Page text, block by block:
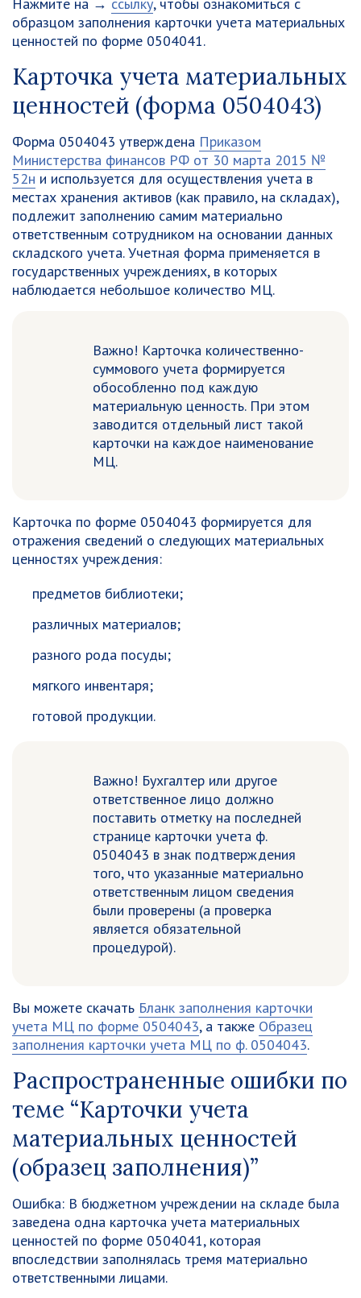
образцом заполнения карточки учета материальных
ценностей по форме 0504041.
Карточка учета материальных
ценностей (форма 0504043)
Форма 0504043 утверждена Приказом
Министерства финансов РФ от 30 марта 2015 №
52н и используется для осуществления учета в
местах хранения активов (как правило, на складах),
подлежит заполнению самим материально
ответственным сотрудником на основании данных
складского учета. Учетная форма применяется в
государственных учреждениях, в которых
наблюдается небольшое количество МЦ.
Важно! Карточка количественно-
суммового учета формируется
обособленно под каждую
материальную ценность. При этом
заводится отдельный лист такой
карточки на каждое наименование
МЦ.
Карточка по форме 0504043 формируется для
отражения сведений о следующих материальных
ценностях учреждения:
предметов библиотеки;
различных материалов;
разного рода посуды;
мягкого инвентаря;
готовой продукции.
Важно! Бухгалтер или другое
ответственное лицо должно
поставить отметку на последней
странице карточки учета ф.
0504043 в знак подтверждения
того, что указанные материально
ответственным лицом сведения
были проверены (а проверка
является обязательной
процедурой).
Вы можете скачать Бланк заполнения карточки
учета МЦ по форме 0504043, а также Образец
заполнения карточки учета МЦ по ф. 0504043.
Распространенные ошибки по
теме “Карточки учета
материальных ценностей
(образец заполнения)”
Ошибка: В бюджетном учреждении на складе была
заведена одна карточка учета материальных
ценностей по форме 0504041, которая
впоследствии заполнялась тремя материально
ответственными лицами.